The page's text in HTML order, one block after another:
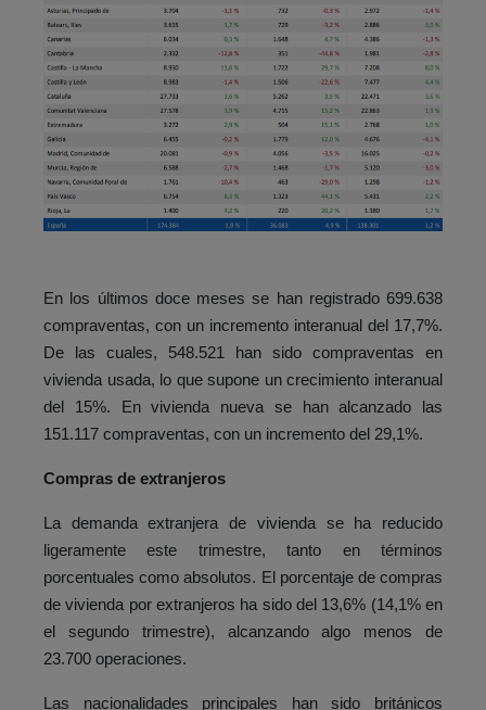
En los últimos doce meses se han registrado 699.638
compraventas, con un incremento interanual del 17,7%.
De las cuales, 548.521 han sido compraventas en
vivienda usada, lo que supone un crecimiento interanual
del 15%. En vivienda nueva se han alcanzado las
151.117 compraventas, con un incremento del 29,1%.
Compras de extranjeros
La demanda extranjera de vivienda se ha reducido
ligeramente este trimestre, tanto en términos
porcentuales como absolutos. El porcentaje de compras
de vivienda por extranjeros ha sido del 13,6% (14,1% en
el segundo trimestre), alcanzando algo menos de
23.700 operaciones.
Las nacionalidades principales han sido británicos